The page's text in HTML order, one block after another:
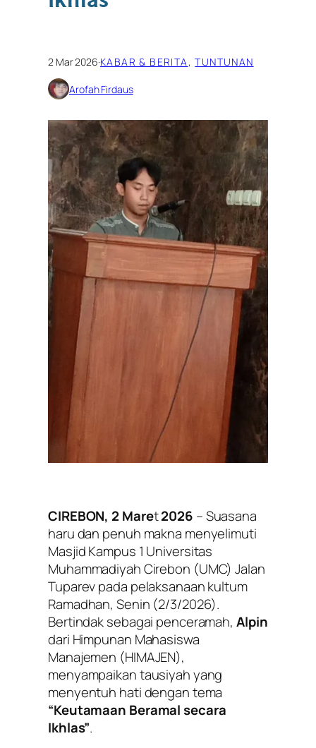
2 Mar 2026·KABAR & BERITA, TUNTUNAN
Arofah Firdaus
CIREBON, 2 Maret2026 – Suasana
haru dan penuh makna menyelimuti
Masjid Kampus 1 Universitas
Muhammadiyah Cirebon (UMC) Jalan
Tuparev pada pelaksanaan kultum
Ramadhan, Senin (2/3/2026).
Bertindak sebagai penceramah, Alpin
dari Himpunan Mahasiswa
Manajemen (HIMAJEN),
menyampaikan tausiyah yang
menyentuh hati dengan tema
“Keutamaan Beramal secara
Ikhlas”.